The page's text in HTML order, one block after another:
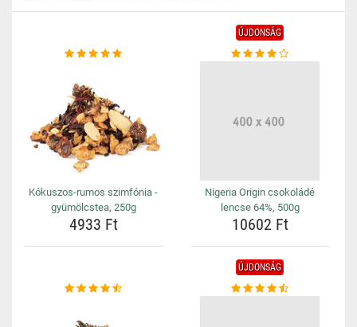
Kókuszos-rumos szimfónia -
gyümölcstea, 250g
4933 Ft
ÚJDONSÁG
Nigeria Origin csokoládé
lencse 64%, 500g
10602 Ft
ÚJDONSÁG